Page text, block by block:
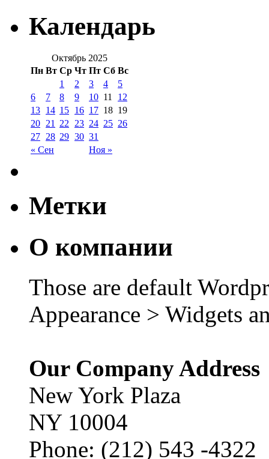
Календарь
Октябрь 2025
Пн Вт Ср Чт Пт Сб Вс
« Сен Ноя »
1 2 3 4
5
6
7 8 9 10 11
12
13 14 15 16 17 18 19
20 21 22 23 24 25 26
27 28 29 30 31
Метки
О компании
Those are default
Appearance > Widgets
Our Company Address
New York Plaza
NY 10004
Phone: (212) 543 -4322